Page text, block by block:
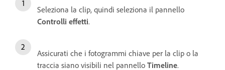
Seleziona la clip, quindi seleziona il pannello
Controlli effetti.
Assicurati che i fotogrammi chiave per la clip o la
traccia siano visibili nel pannello Timeline.